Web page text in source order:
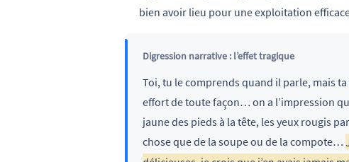
bien avoir lieu pour une exploitation
Digression narrative : l’effet tragique
Toi, tu le comprends quand il parle, mais
effort de toute façon… on a l’impression
jaune des pieds à la tête, les yeux rougis
chose que de la soupe ou de la compote…